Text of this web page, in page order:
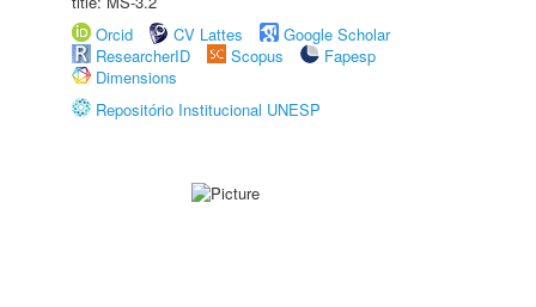
Orcid
CV Lattes
Google Scholar
ResearcherID
Scopus
Fapesp
Dimensions
Repositório Institucional UNESP